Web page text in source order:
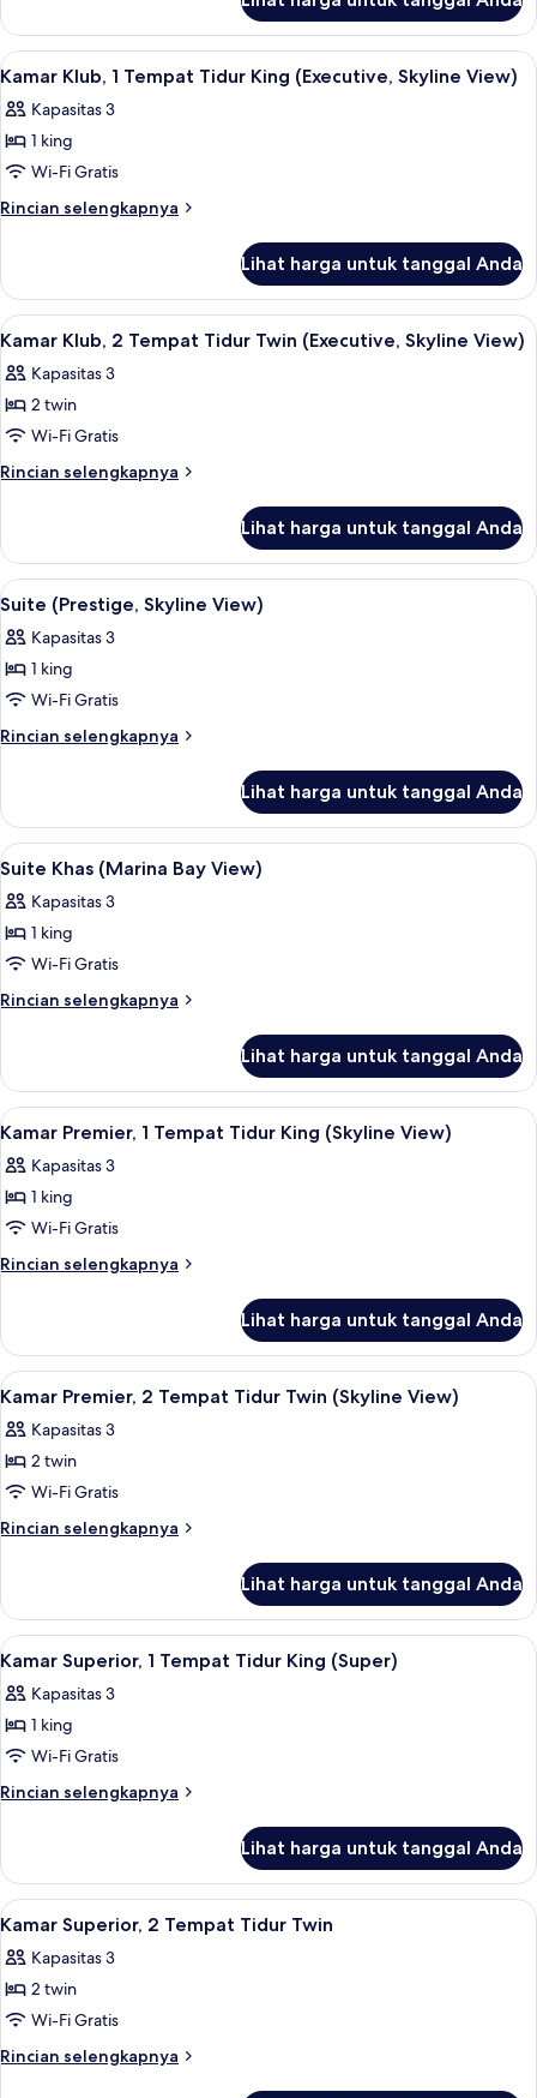
Tempat
Tidur
Twin
(City
View)
Kamar
Twin
Deluks,
Tempat
Tidur
(City
View)
Lihat
semua
foto
untuk
Kamar
Klub,
Tidur
King
(Executive,
Skyline
View)
Kamar Klub, 1 Tempat Tidur King
2
Kamar Klub, 1 Tempat Tidur King (Executive, Skyline View)
Kapasitas 3
1 king
Wi-Fi Gratis
Rincian selengkapnya
Rincian
Kamar
Klub,
1
Tidur
King
Skyline
View)
Lihat harga untuk tanggal Anda
Lihat
semua
foto
untuk
Kamar
Klub,
Tidur
Twin
(Executive,
Skyline
View)
Kamar Klub, 2 Tempat Tidur Twin
1
Kamar Klub, 2 Tempat Tidur Twin (Executive, Skyline View)
Kapasitas 3
2 twin
Wi-Fi Gratis
Rincian selengkapnya
Rincian
Kamar
Klub,
2
Tempat
Tidur
Twin
Skyline
View)
Lihat harga untuk tanggal Anda
Lihat
semua
foto
untuk
Suite
(Prestige,
Suite (Prestige, Skyline View) |
5
Suite (Prestige, Skyline View)
Kapasitas 3
1 king
Wi-Fi Gratis
Rincian selengkapnya
Rincian
Suite
(Prestige,
Skyline
Lihat harga untuk tanggal Anda
Lihat
semua
foto
untuk
Suite
Khas
View)
Minibar, brankas, meja kerja, dan
2
Suite Khas (Marina Bay View)
Kapasitas 3
1 king
Wi-Fi Gratis
Rincian selengkapnya
Rincian
Suite
Khas
(Marina
View)
Lihat harga untuk tanggal Anda
Lihat
semua
foto
untuk
Kamar
Premier,
Tidur
King
(Skyline
View)
Kamar Premier, 1 Tempat Tidur King
3
Kamar Premier, 1 Tempat Tidur King (Skyline View)
Kapasitas 3
1 king
Wi-Fi Gratis
Rincian selengkapnya
Rincian
Kamar
Premier,
1
Tidur
King
View)
Lihat harga untuk tanggal Anda
Lihat
semua
foto
untuk
Kamar
Premier,
Tidur
Twin
(Skyline
View)
Kamar Premier, 2 Tempat Tidur
2
Kamar Premier, 2 Tempat Tidur Twin (Skyline View)
Kapasitas 3
2 twin
Wi-Fi Gratis
Rincian selengkapnya
Rincian
Kamar
Premier,
2
Tidur
Twin
View)
Lihat harga untuk tanggal Anda
Lihat
semua
foto
untuk
Kamar
Superior,
Tidur
King
(Super)
Minibar, brankas, meja kerja, dan
3
Kamar Superior, 1 Tempat Tidur King (Super)
Kapasitas 3
1 king
Wi-Fi Gratis
Rincian selengkapnya
Rincian
Kamar
Superior,
1
Tidur
King
Lihat harga untuk tanggal Anda
Lihat
semua
foto
untuk
Kamar
Superior,
Minibar, brankas, meja kerja, dan
1
Kamar Superior, 2 Tempat Tidur Twin
Kapasitas 3
2 twin
Wi-Fi Gratis
Rincian selengkapnya
Rincian